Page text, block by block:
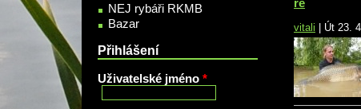
NEJ rybáři RKMB
Bazar
Přihlášení
Uživatelské jméno *
re
vitali Út 23.